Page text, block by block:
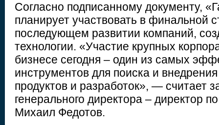
Согласно подписанному документу,
планирует участвовать в финальной
последующем развитии компаний,
технологии. «Участие крупных
бизнесе сегодня – один из самых
инструментов для поиска и
продуктов и разработок», — считает
генерального директора – директор
Михаил Федотов.